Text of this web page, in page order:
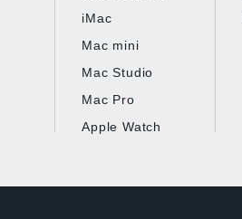
iMac
Mac mini
Mac Studio
Mac Pro
Apple Watch